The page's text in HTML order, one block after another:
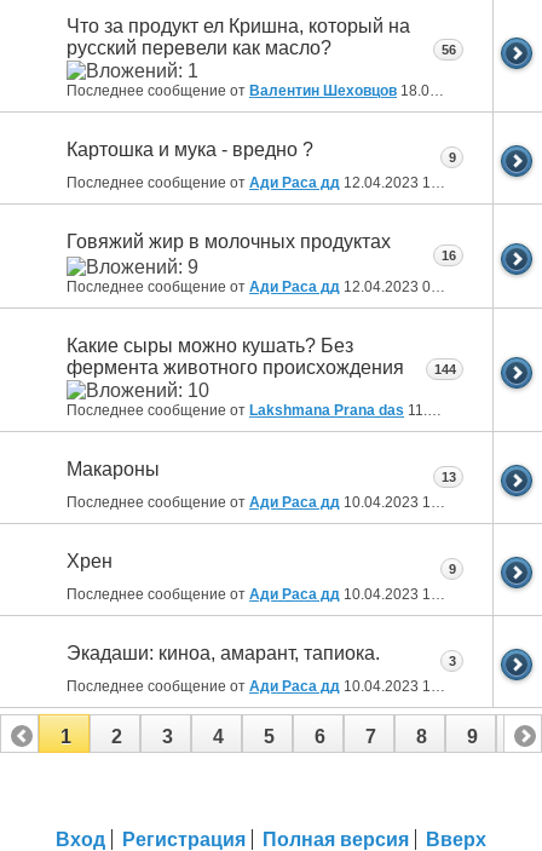
Что за продукт ел Кришна, который на
русский перевели как масло?
Последнее сообщение от Валентин Шеховцов 18.05.2023
56
Картошка и мука - вредно ?
Последнее сообщение от Ади Раса дд 12.04.2023 19:19
9
Говяжий жир в молочных продуктах
Последнее сообщение от Ади Раса дд 12.04.2023 09:54
16
Какие сыры можно кушать? Без
фермента животного происхождения
Последнее сообщение от Lakshmana Prana das 11.04.2023
144
Макароны
Последнее сообщение от Ади Раса дд 10.04.2023 13:39
13
Хрен
Последнее сообщение от Ади Раса дд 10.04.2023 13:26
9
Экадаши: киноа, амарант, тапиока.
Последнее сообщение от Ади Раса дд 10.04.2023 13:22
3
1 2 3 4 5 6 7 8 9 10
Вход Регистрация Полная версия Вверх